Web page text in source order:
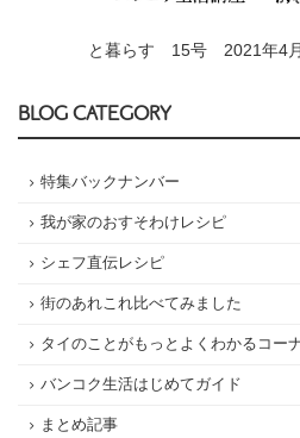
と暮らす 15号 2021年4
BLOG CATEGORY
特集バックナンバー
我が家のおすそわけレシピ
シェフ直伝レシピ
街のあれこれ比べてみました
タイのことがもっとよくわかるコー
バンコク生活はじめてガイド
まとめ記事